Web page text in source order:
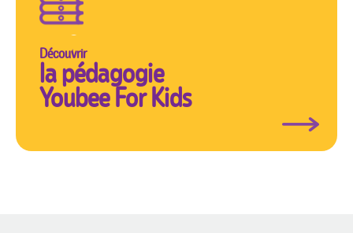
Découvrir
la pédagogie
Youbee For Kids